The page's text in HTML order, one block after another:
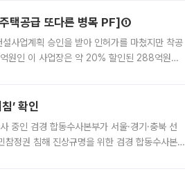
택공급 또다른 병목 PF]①
사업계획 승인을 받아 인허가를 마쳤지만 착공
원인 이 사업장은 약 20% 할인된 288억원에
’ 확인
중인 검경 합동수사본부가 서울·경기·충북 선
정권 침해 진상규명을 위한 검경 합동수사본